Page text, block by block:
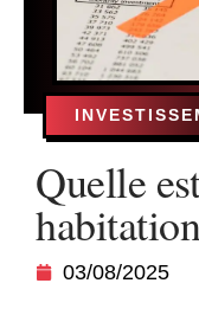
Quelle
03/08/2025